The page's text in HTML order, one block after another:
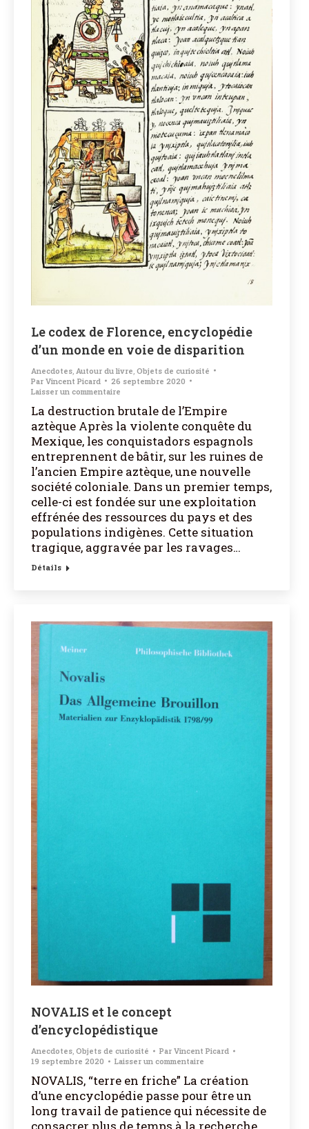
Le codex de Florence, encyclopédie
d’un monde en voie de disparition
Anecdotes Autour du livre Objets de curiosité
Par Vincent Picard
26 septembre 2020
Laisser un commentaire
La destruction brutale de l’Empire
aztèque Après la violente conquête du
Mexique, les conquistadors espagnols
entreprennent de bâtir, sur les ruines de
l’ancien Empire aztèque, une nouvelle
société coloniale. Dans un premier temps,
celle-ci est fondée sur une exploitation
effrénée des ressources du pays et des
populations indigènes. Cette situation
tragique, aggravée par les ravages…
Détails
NOVALIS et le concept
d’encyclopédistique
Anecdotes, Objets de curiosité Par Vincent Picard
19 septembre 2020
Laisser un commentaire
NOVALIS, “terre en friche” La création
d’une encyclopédie passe pour être un
long travail de patience qui nécessite de